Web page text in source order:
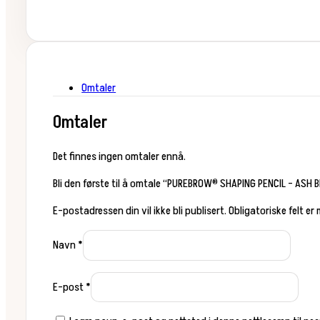
Omtaler
Omtaler
Det finnes ingen omtaler ennå.
Bli den første til å omtale “PUREBROW® SHAPING PENCIL – ASH
E-postadressen din vil ikke bli publisert.Obligatoriske felt er
Navn*
E-post*